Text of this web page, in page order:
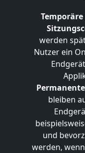
Temporäre
werden
Nutzer ein
bleiben
und
werden,